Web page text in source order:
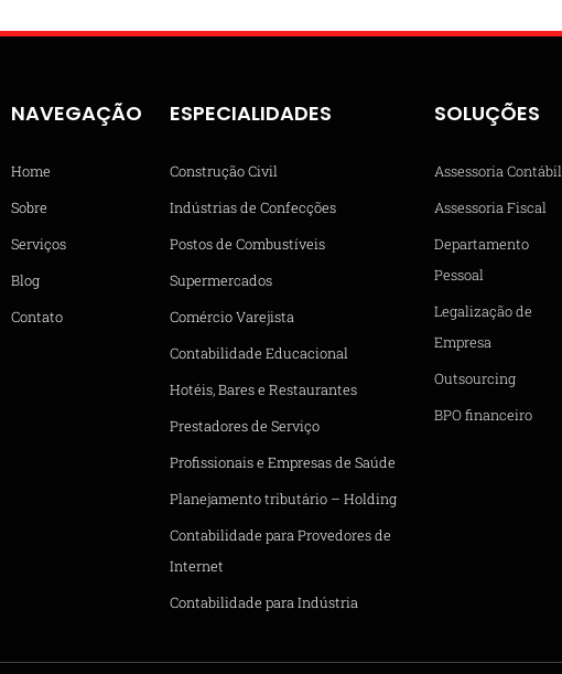
NAVEGAÇÃO
Home
Sobre
Serviços
Blog
Contato
ESPECIALIDADES
Construção Civil
Indústrias de Confecções
Postos de Combustíveis
Supermercados
Comércio Varejista
Contabilidade Educacional
Hotéis, Bares e Restaurantes
Prestadores de Serviço
Profissionais e Empresas de Saúde
Planejamento tributário – Holding
Contabilidade para Provedores de
Internet
Contabilidade para Indústria
SOLUÇÕES
Assessoria Contábil
Assessoria Fiscal
Departamento
Pessoal
Legalização de
Empresa
Outsourcing
BPO financeiro